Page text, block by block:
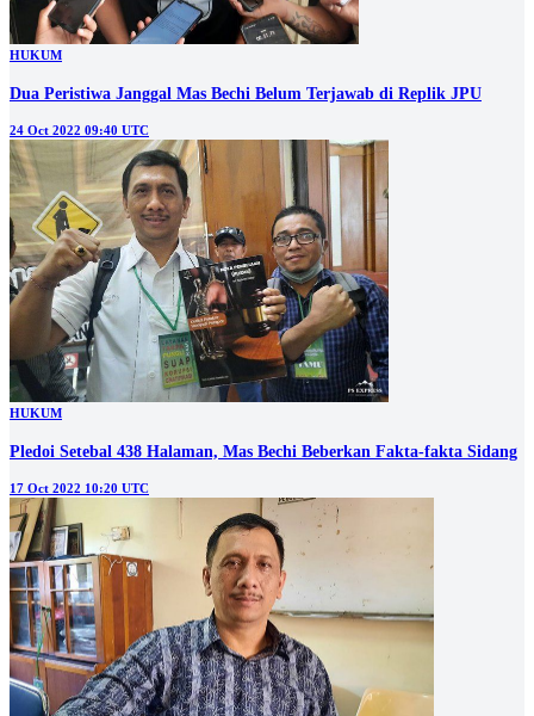
HUKUM
Dua Peristiwa Janggal Mas Bechi Belum Terjawab di Replik JPU
24 Oct 2022 09:40 UTC
HUKUM
Pledoi Setebal 438 Halaman, Mas Bechi Beberkan Fakta-fakta Sidang
17 Oct 2022 10:20 UTC